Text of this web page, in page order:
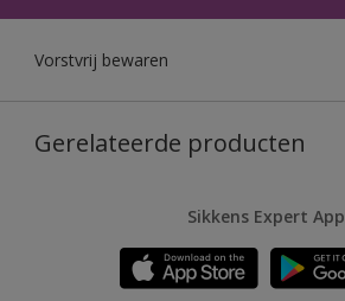
Vorstvrij bewaren
Gerelateerde producten
Sikkens Expert App